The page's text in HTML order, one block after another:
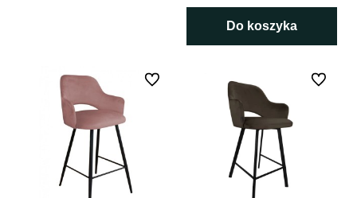
Do koszyka
Do ulubionych Do